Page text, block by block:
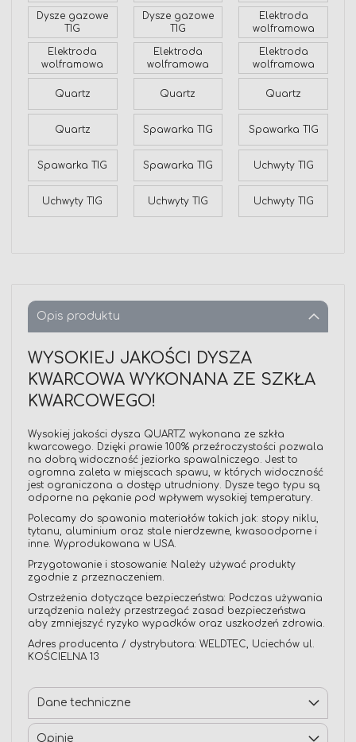
Dysze gazowe
TIG
Dysze gazowe
TIG
Elektroda
wolframowa
Elektroda
wolframowa
Elektroda
wolframowa
Elektroda
wolframowa
Quartz Quartz Quartz
Quartz Spawarka TIG Spawarka TIG
Spawarka TIG Spawarka TIG Uchwyty TIG
Uchwyty TIG Uchwyty TIG Uchwyty TIG
Opis produktu
WYSOKIEJ JAKOŚCI DYSZA
KWARCOWA WYKONANA ZE SZKŁA
KWARCOWEGO!
Wysokiej jakości dysza QUARTZ wykonana ze szkła
kwarcowego. Dzięki prawie 100% przeźroczystości pozwala
na dobrą widoczność jeziorka spawalniczego. Jest to
ogromna zaleta w miejscach spawu, w których widoczność
jest ograniczona a dostęp utrudniony. Dysze tego typu są
odporne na pękanie pod wpływem wysokiej temperatury.
Polecamy do spawania materiałów takich jak: stopy niklu,
tytanu, aluminium oraz stale nierdzewne, kwasoodporne i
inne. Wyprodukowana w USA.
Przygotowanie i stosowanie: Należy używać produkty
zgodnie z przeznaczeniem.
Ostrzeżenia dotyczące bezpieczeństwa: Podczas używania
urządzenia należy przestrzegać zasad bezpieczeństwa
aby zmniejszyć ryzyko wypadków oraz uszkodzeń zdrowia.
Adres producenta / dystrybutora: WELDTEC, Uciechów ul.
KOŚCIELNA 13
Dane techniczne
Opinie